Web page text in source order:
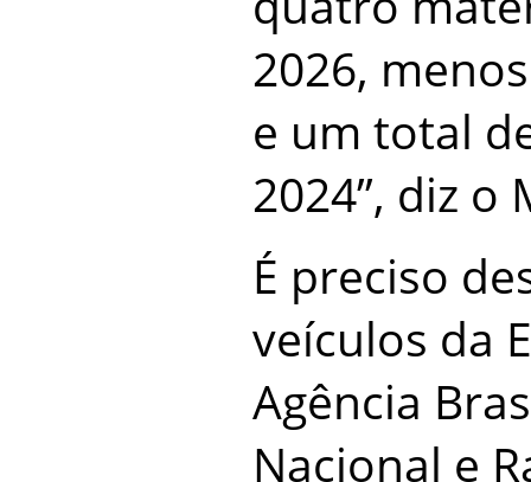
2026,
e um total
2024”, diz o
É preciso
veículos da
Agência
Nacional e